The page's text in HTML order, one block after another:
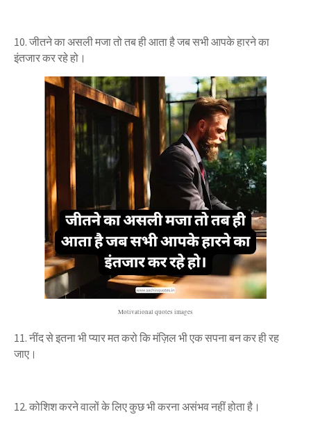
10. जीतने का असली मजा तो तब ही आता है जब सभी आपके हारने का
इंतजार कर रहे हो।
Motivational quotes images
11. नींद से इतना भी प्यार मत करो कि मंज़िल भी एक सपना बन कर ही रह
जाए।
12. कोशिश करने वालों के लिए कुछ भी करना असंभव नहीं होता है।